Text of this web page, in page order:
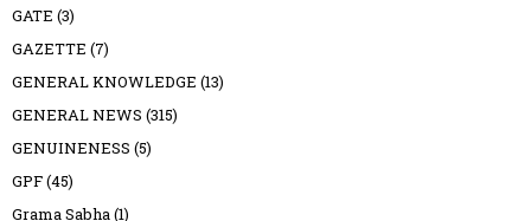
GATE (3)
GAZETTE (7)
GENERAL KNOWLEDGE (13)
GENERAL NEWS (315)
GENUINENESS (5)
GPF(45)
Grama Sabha(1)